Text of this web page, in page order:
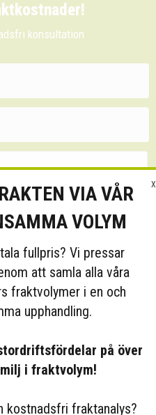
konsultation
Skicka
X
VIA VÅR
VOLYM
fullpris? Vi pressar
att samla alla våra
fraktvolymer i en och
upphandling.
på över
i fraktvolym!
kostnadsfri fraktanalys?